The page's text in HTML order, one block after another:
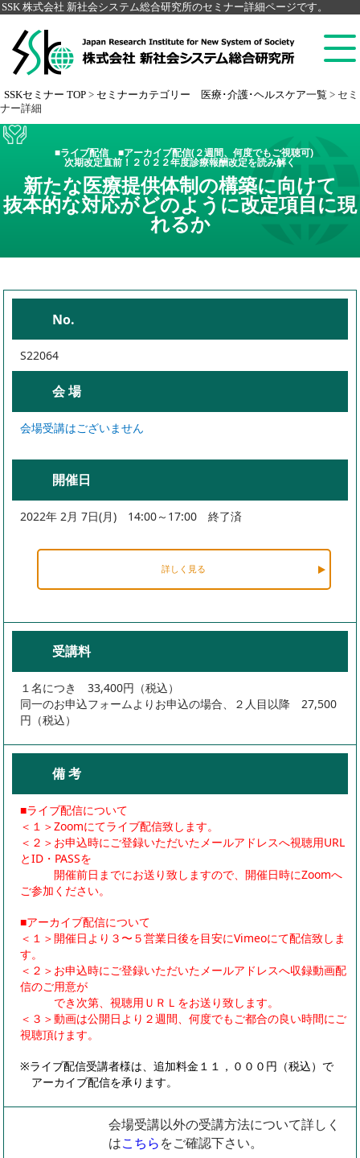
SSK 株式会社 新社会システム総合研究所のセミナー詳細ページです。
SSKセミナー TOP > セミナーカテゴリー 医療･介護･ヘルスケア一覧 > セミ
ナー詳細
■ライブ配信 ■アーカイブ配信(２週間、何度でもご視聴可)
次期改定直前！２０２２年度診療報酬改定を読み解く
新たな医療提供体制の構築に向けて
抜本的な対応がどのように改定項目に現
れるか
No.
S22064
会 場
会場受講はございません
開催日
2022年 2月 7日(月) 14:00～17:00 終了済
詳しく見る
受講料
１名につき 33,400円（税込）
同一のお申込フォームよりお申込の場合、２人目以降 27,500
円（税込）
備 考
■ライブ配信について
＜１＞Zoomにてライブ配信致します。
＜２＞お申込時にご登録いただいたメールアドレスへ視聴用URL
とID・PASSを
開催前日までにお送り致しますので、開催日時にZoomへ
ご参加ください。
■アーカイブ配信について
＜１＞開催日より３〜５営業日後を目安にVimeoにて配信致しま
す。
＜２＞お申込時にご登録いただいたメールアドレスへ収録動画配
信のご用意が
でき次第、視聴用ＵＲＬをお送り致します。
＜３＞動画は公開日より２週間、何度でもご都合の良い時間にご
視聴頂けます。
※ライブ配信受講者様は、追加料金１１，０００円（税込）で
アーカイブ配信を承ります。
会場受講以外の受講方法について詳しく
はこちらをご確認下さい。